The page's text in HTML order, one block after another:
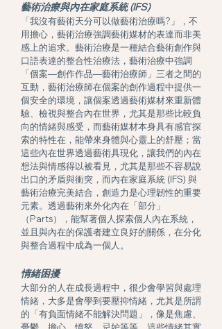
藝術治療與內在家庭系統 (IFS)
「我沒有藝術天分可以做藝術治療嗎?」，不
用擔心，藝術治療強調藝術媒材的表達而非美
感上的追求。藝術治療是一種結合藝術創作與
口語表達的整合性治療法，藝術治療中強調
「個案—創作作品—藝術治療師」三者之間的
互動，藝術治療師在個案的創作過程中提供一
個安全的環境，讓個案透過藝術媒材來重新體
驗、檢視與整合內在世界，尤其是那些比較負
向的情緒與感受，而藝術媒材本身具有感官探
索的特性在，能帶來身體與心靈上的舒壓；當
這些內在世界透過藝術具現化，讓我們的內在
想法與情感得以被看見，尤其是那些不容易說
出口的矛盾與衝突，而內在家庭系統 (IFS) 與
藝術治療完美結合，創造力是心理韌性的重要
元素。透過藝術來外化內在「部分」
（Parts），能幫著個人探索個人內在系統，
並且與內在的保護者建立良好的關係，在分化
與整合過程中成為一個人。
情緒困擾
大部分的人在成長過程中，很少會學習與處理
情緒，大多是會學到要壓抑情緒，尤其是所謂
的「有負面情緒不能解決問題」，像是焦慮、